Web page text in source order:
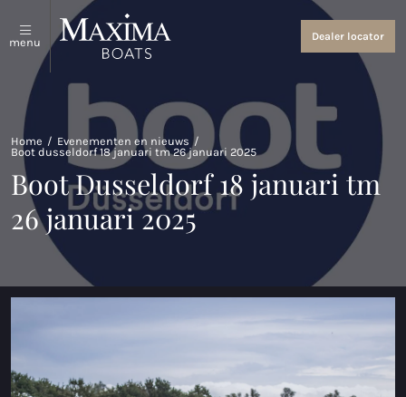
menu
Sloepen en tenders
Bekijk alles
Coastal Tenders
Maxima 640
Maxima 680 sport lounge
Maxima 700 sport
Maxima 800 sport
Maxima 800 cabin
Over ons
Over ons
Evenementen en nieuws
Dealer locator
Home / Evenementen en nieuws /
Boot dusseldorf 18 januari tm 26 januari 2025
Boot Dusseldorf 18 januari tm
26 januari 2025